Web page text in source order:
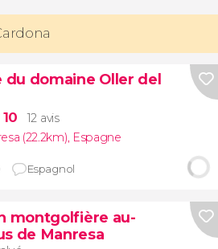
du domaine Oller del
12 avis
(22.2km) Espagne
Espagnol
montgolfière au-
de Manresa